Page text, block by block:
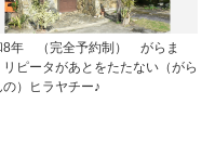
8年 （完全予約制） がらま
リピータがあとをたたない（がら
の）ヒラヤチー♪